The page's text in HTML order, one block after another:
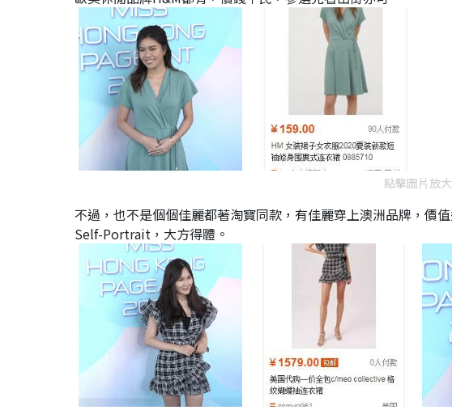
點擊圖片放大
不過，也不是個個佳麗都著淘寶同款，有佳麗穿上澳洲品牌，價
Self-Portrait，大方得體。